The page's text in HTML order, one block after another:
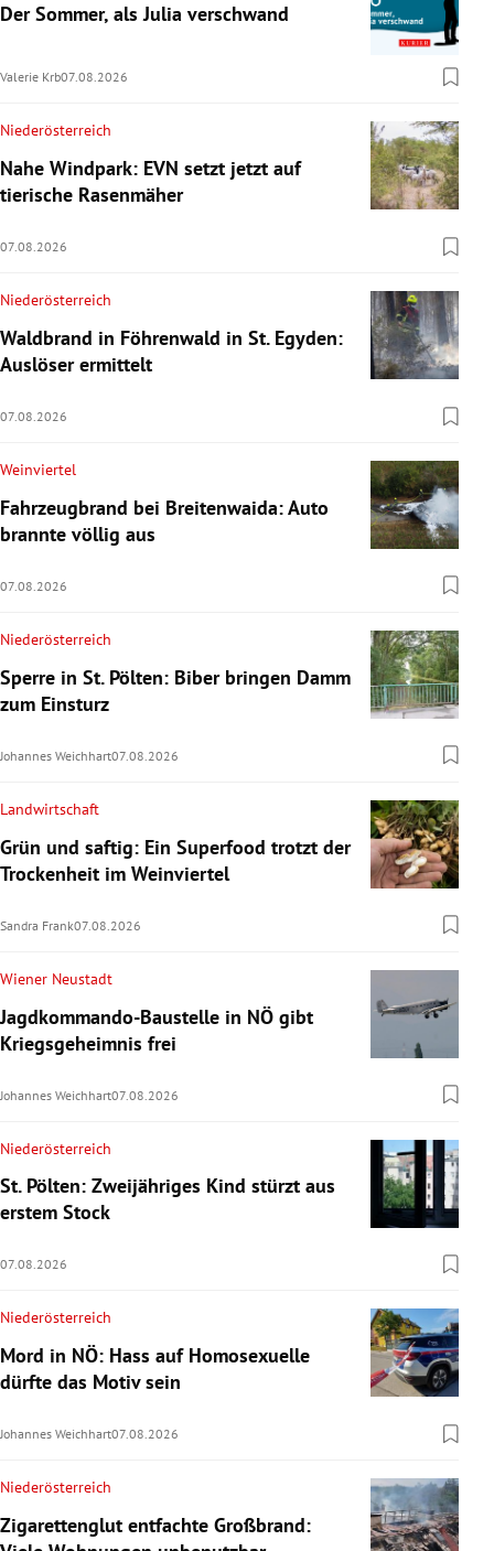
Der Sommer, als Julia verschwand
Valerie Krb07.08.2026
Niederösterreich
Nahe Windpark: EVN setzt jetzt auf
tierische Rasenmäher
07.08.2026
Niederösterreich
Waldbrand in Föhrenwald in St. Egyden:
Auslöser ermittelt
07.08.2026
Weinviertel
Fahrzeugbrand bei Breitenwaida: Auto
brannte völlig aus
07.08.2026
Niederösterreich
Sperre in St. Pölten: Biber bringen Damm
zum Einsturz
Johannes Weichhart07.08.2026
Landwirtschaft
Grün und saftig: Ein Superfood trotzt der
Trockenheit im Weinviertel
Sandra Frank07.08.2026
Wiener Neustadt
Jagdkommando-Baustelle in NÖ gibt
Kriegsgeheimnis frei
Johannes Weichhart07.08.2026
Niederösterreich
St. Pölten: Zweijähriges Kind stürzt aus
erstem Stock
07.08.2026
Niederösterreich
Mord in NÖ: Hass auf Homosexuelle
dürfte das Motiv sein
Johannes Weichhart07.08.2026
Niederösterreich
Zigarettenglut entfachte Großbrand: